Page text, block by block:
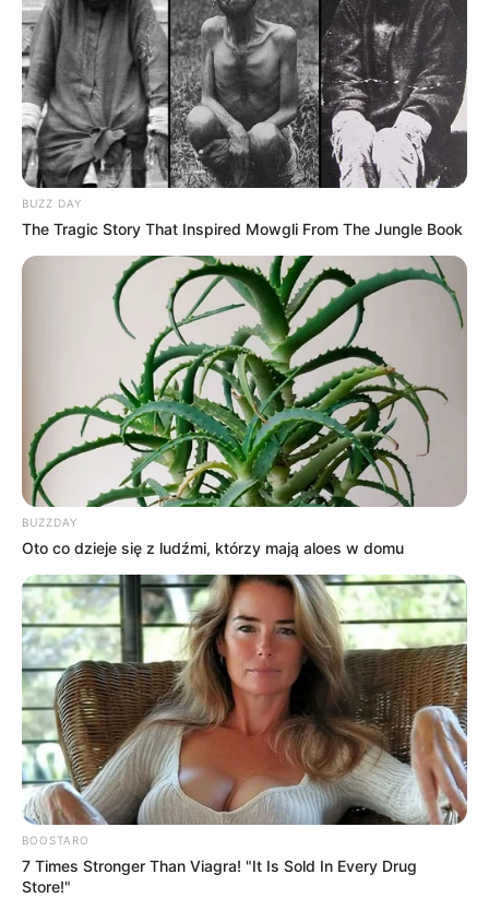
BUZZ DAY
The Tragic Story That Inspired Mowgli From The Jungle Book
BUZZDAY
Oto co dzieje się z ludźmi, którzy mają aloes w domu
BOOSTARO
7 Times Stronger Than Viagra! "It Is Sold In Every Drug
Store!"